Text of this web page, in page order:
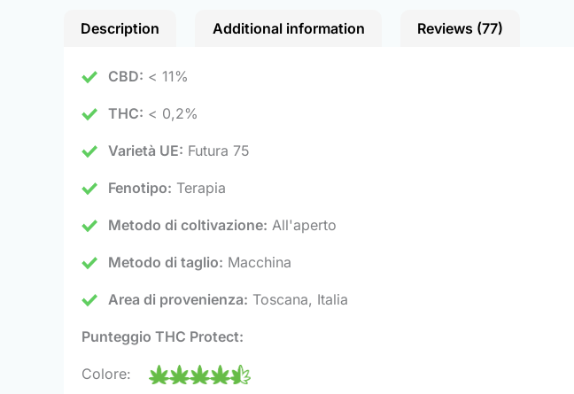
Description Additional information Reviews (77)
CBD: < 11%
THC: < 0,2%
Varietà UE: Futura 75
Fenotipo: Terapia
Metodo di coltivazione: All'aperto
Metodo di taglio: Macchina
Area di provenienza: Toscana, Italia
Punteggio THC Protect:
Colore: